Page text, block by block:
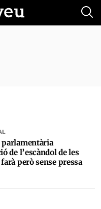
de l’escàndol de les
però sense pressa